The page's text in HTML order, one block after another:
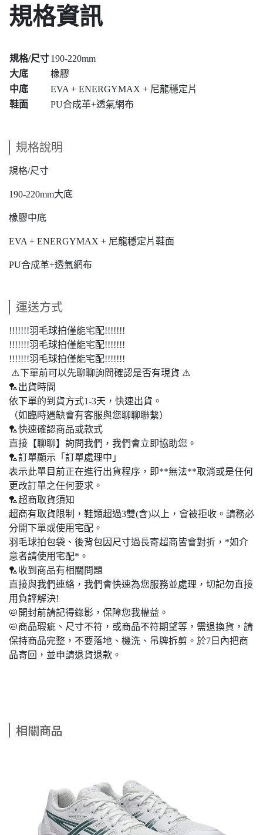
規格資訊
規格/尺寸190-220mm
大底
橡膠
中底
EVA + ENERGYMAX + 尼龍穩定片
鞋面
PU合成革+透氣網布
規格說明
規格/尺寸
190-220mm大底
橡膠中底
EVA + ENERGYMAX + 尼龍穩定片鞋面
PU合成革+透氣網布
運送方式
!!!!!!!羽毛球拍僅能宅配!!!!!!!
!!!!!!!羽毛球拍僅能宅配!!!!!!!
!!!!!!!羽毛球拍僅能宅配!!!!!!!
⚠️下單前可以先聊聊詢問確認是否有現貨 ⚠️
🏸出貨時間
依下單的到貨方式1-3天，快速出貨。
（如臨時遇缺會有客服與您聊聊聯繫）
🏸快速確認商品或款式
直接【聊聊】詢問我們，我們會立即協助您。
🏸訂單顯示「訂單處理中」
表示此單目前正在進行出貨程序，即**無法**取消或是任何
更改訂單之任何要求。
🏸超商取貨須知
超商有取貨限制，鞋類超過3雙(含)以上，會被拒收。請務必
分開下單或使用宅配。
羽毛球拍包袋、後背包因尺寸過長寄超商皆會對折，*如介
意者請使用宅配*。
🏸收到商品有相關問題
直接與我們連絡，我們會快速為您服務並處理，切記勿直接
用負評解決!
📛開封前請記得錄影，保障您我權益。
📛商品瑕疵、尺寸不符，或商品不符期望等，需退換貨，請
保持商品完整，不要落地、機洗、吊牌拆剪。於7日內把商
品寄回，並申請退貨退款。
相關商品